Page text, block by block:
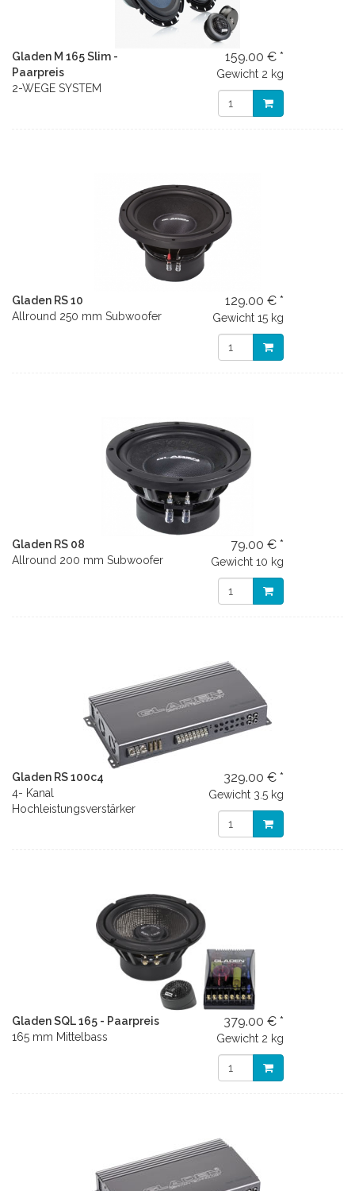
Gladen M 165 Slim -
Paarpreis
2-WEGE SYSTEM
159.00 € *
Gewicht 2 kg
Gladen RS 10
Allround 250 mm Subwoofer
129.00 € *
Gewicht 15 kg
Gladen RS 08
Allround 200 mm Subwoofer
79.00 € *
Gewicht 10 kg
Gladen RS 100c4
4- Kanal
Hochleistungsverstärker
329.00 € *
Gewicht 3.5 kg
Gladen SQL 165 - Paarpreis
165 mm Mittelbass
379.00 € *
Gewicht 2 kg